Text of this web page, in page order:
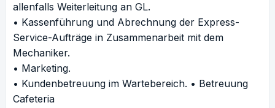
allenfalls Weiterleitung an GL.
• Kassenführung und Abrechnung der Express-
Service-Aufträge in Zusammenarbeit mit dem
Mechaniker.
• Marketing.
• Kundenbetreuung im Wartebereich. • Betreuung
Cafeteria